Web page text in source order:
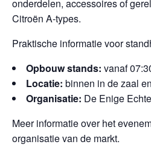
onderdelen, accessoires of
Citroën A-types.
Praktische informatie voor
Opbouw stands: vanaf
Locatie: binnen in de zaal
Organisatie: De Enige
Meer informatie over het
organisatie van de markt.